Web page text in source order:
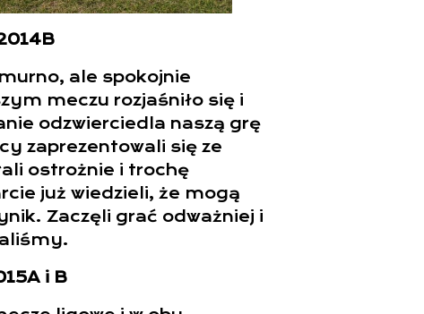
ale spokojnie
meczu rozjaśniło się i
odzwierciedla naszą grę
zaprezentowali się ze
ostrożnie i trochę
już wiedzieli, że mogą
Zaczęli grać odważniej i
i B